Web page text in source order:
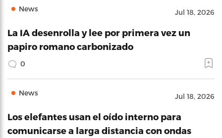
News Jul 18, 2026
La IA desenrolla y lee por primera vez un
papiro romano carbonizado
0
News Jul 18, 2026
Los elefantes usan el oído interno para
comunicarse a larga distancia con ondas